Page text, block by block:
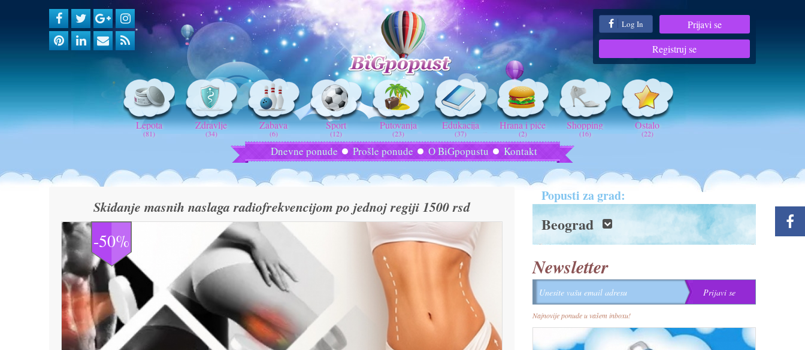
Log In
Prijavi se
Registruj se
Lepota
(81)
Zdravlje
(34)
Zabava
(6)
Sport
(12)
Putovanja
(23)
Edukacija
(37)
Hrana i piće
(2)
Shopping
(16)
Ostalo
(22)
Dnevne ponude Prošle ponude O BiGpopustu Kontakt
Skidanje masnih naslaga radiofrekvencijom po jednoj regiji 1500 rsd
-50%
Popusti za grad:
Beograd
Newsletter
Najnovije ponude u vašem inboxu!